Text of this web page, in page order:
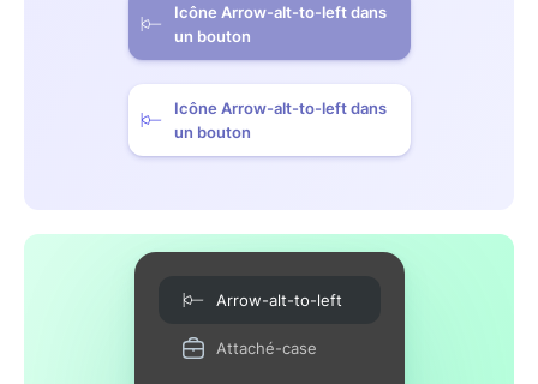
Icône Arrow-alt-to-left dans
un bouton
Icône Arrow-alt-to-left dans
un bouton
Arrow-alt-to-left
Attaché-case